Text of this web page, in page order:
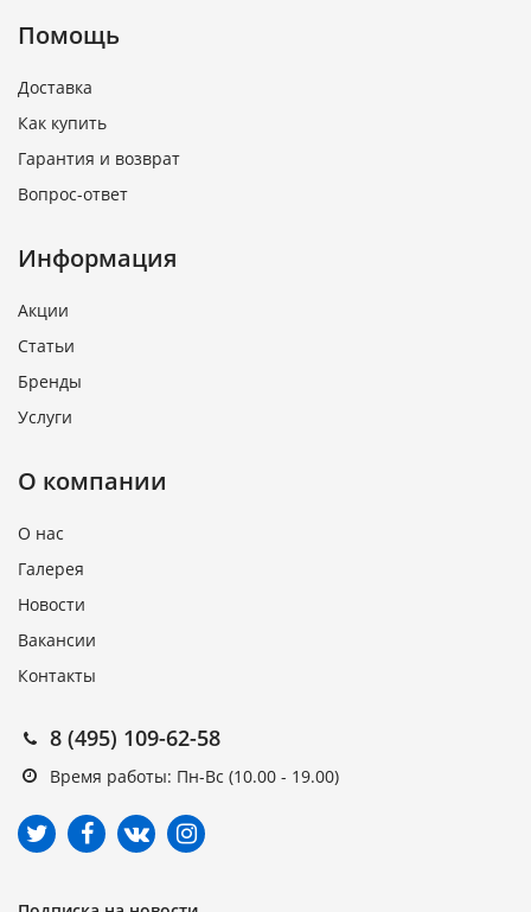
Помощь
Доставка
Как купить
Гарантия и возврат
Вопрос-ответ
Информация
Акции
Статьи
Бренды
Услуги
О компании
О нас
Галерея
Новости
Вакансии
Контакты
8 (495) 109-62-58
Время работы: Пн-Вс (10.00 - 19.00)